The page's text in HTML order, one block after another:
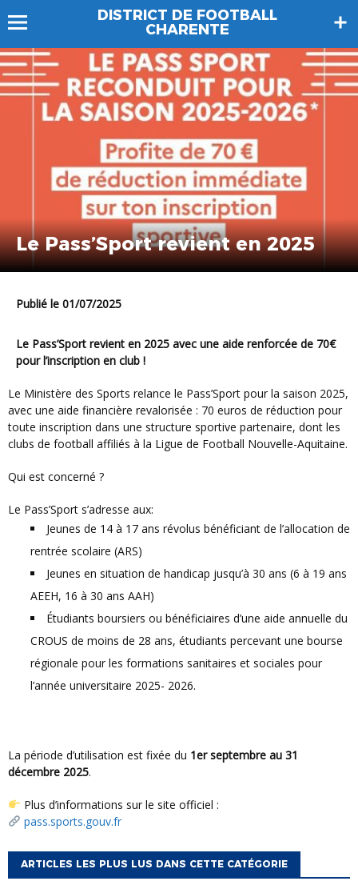
DISTRICT DE FOOTBALL
CHARENTE
Le Pass’Sport revient en 2025
Publié le 01/07/2025
Le Pass’Sport revient en 2025 avec une aide renforcée de 70€
pour l’inscription en club !
Le Ministère des Sports relance le Pass’Sport pour la saison 2025,
avec une aide financière revalorisée : 70 euros de réduction pour
toute inscription dans une structure sportive partenaire, dont les
clubs de football affiliés à la Ligue de Football Nouvelle-Aquitaine.
Qui est concerné ?
Le Pass’Sport s’adresse aux:
Jeunes de 14 à 17 ans révolus bénéficiant de l’allocation de
rentrée scolaire (ARS)
Jeunes en situation de handicap jusqu’à 30 ans (6 à 19 ans
AEEH, 16 à 30 ans AAH)
Étudiants boursiers ou bénéficiaires d’une aide annuelle du
CROUS de moins de 28 ans, étudiants percevant une bourse
régionale pour les formations sanitaires et sociales pour
l’année universitaire 2025- 2026.
La période d’utilisation est fixée du 1er septembre au 31
décembre 2025.
Plus d’informations sur le site officiel :
pass.sports.gouv.fr
ARTICLES LES PLUS LUS DANS CETTE CATÉGORIE